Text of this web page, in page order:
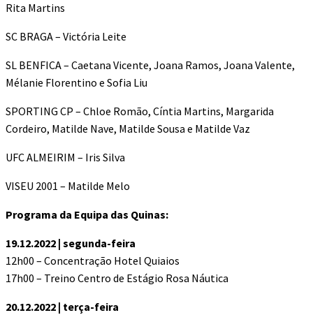
Rita Martins
SC BRAGA – Victória Leite
SL BENFICA – Caetana Vicente, Joana Ramos, Joana Valente,
Mélanie Florentino e Sofia Liu
SPORTING CP – Chloe Romão, Cíntia Martins, Margarida
Cordeiro, Matilde Nave, Matilde Sousa e Matilde Vaz
UFC ALMEIRIM – Iris Silva
VISEU 2001 – Matilde Melo
Programa da Equipa das Quinas:
19.12.2022 | segunda-feira
12h00 – Concentração Hotel Quiaios
17h00 – Treino Centro de Estágio Rosa Náutica
20.12.2022 | terça-feira